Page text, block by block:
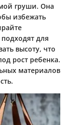
груши. Она
избежать
для
высоту, что
рост ребенка.
материалов